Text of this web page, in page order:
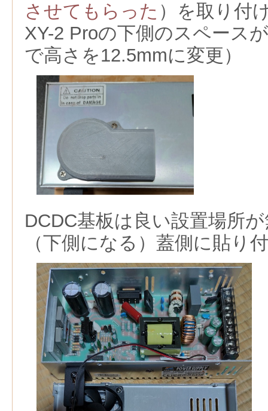
させてもらった ）を取り付
XY-2 Proの下側のスペース
で高さを12.5mmに変更）
DCDC基板は良い設置場所
（下側になる）蓋側に貼り